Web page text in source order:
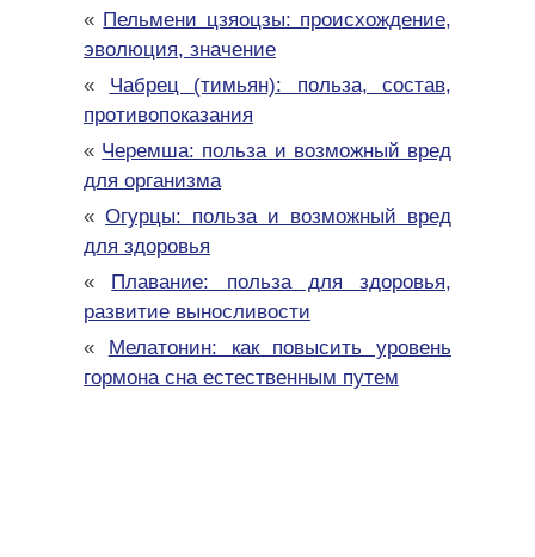
« Пельмени цзяоцзы: происхождение,
эволюция, значение
« Чабрец (тимьян): польза, состав,
противопоказания
« Черемша: польза и возможный вред
для организма
« Огурцы: польза и возможный вред
для здоровья
« Плавание: польза для здоровья,
развитие выносливости
« Мелатонин: как повысить уровень
гормона сна естественным путем